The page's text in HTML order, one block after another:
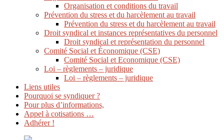
Organisation et conditions du travail
Prévention du stress et du harcèlement au travail
Prévention du stress et du harcèlement au travail
Droit syndical et instances représentatives du personnel
Droit syndical et représentation du personnel
Comité Social et Économique (CSE)
Comité Social et Economique (CSE)
Loi – règlements – juridique
Loi – règlements – juridique
Liens utiles
Pourquoi se syndiquer ?
Pour plus d’informations,
Appel à cotisations …
Adhérer !